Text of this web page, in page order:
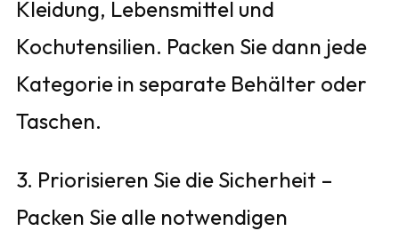
Kleidung, Lebensmittel und
Kochutensilien. Packen Sie dann jede
Kategorie in separate Behälter oder
Taschen.
3. Priorisieren Sie die Sicherheit –
Packen Sie alle notwendigen